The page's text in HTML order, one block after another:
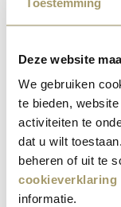
Deze website
We gebruiken
te bieden,
activiteiten te
dat u wilt
beheren of uit te
cookieverklaring
informatie.
Henri Willig
Le Gouda
naturellement
Fabriqué à partir
vaches heureuses
Un fromage pur,
OFFERTE